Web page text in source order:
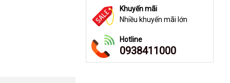
Khuyến mãi
Nhiều khuyến mãi lớn
Hotline
0938411000